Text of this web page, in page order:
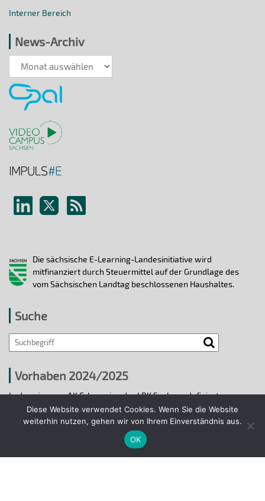
Interner Bereich
News-Archiv
News-
Archiv
Die sächsische E-Learning-Landesinitiative wird
mitfinanziert durch Steuermittel auf der Grundlage des
vom Sächsischen Landtag beschlossenen Haushaltes.
Suche
Vorhaben 2024/2025
In den vier vom AK E-Learning der LRK Sachsen definierten
strategischen Handlungsfeldern 2024/25 wurden bis 31.12.2025
ausgewählte E-Learning-Hochschulvorhaben durchgeführt.
Diese Website verwendet Cookies. Wenn Sie die Website
weiterhin nutzen, gehen wir von Ihrem Einverständnis aus.
OK